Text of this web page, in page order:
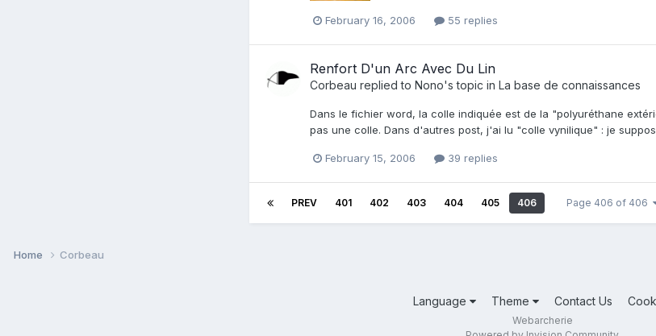
February 16, 2006 55 replies
Renfort D'un Arc Avec Du Lin
Corbeau replied to Nono's topic in La base de connaissances
Dans le fichier word, la colle indiquée est de la "polyuréthane
pas une colle. Dans d'autres post, j'ai lu "colle vynilique" : je
February 15, 2006 39 replies
PREV 401 402 403 404 405 406 Page 406 of 406
Home Corbeau
Language Theme Contact Us
Webarcherie